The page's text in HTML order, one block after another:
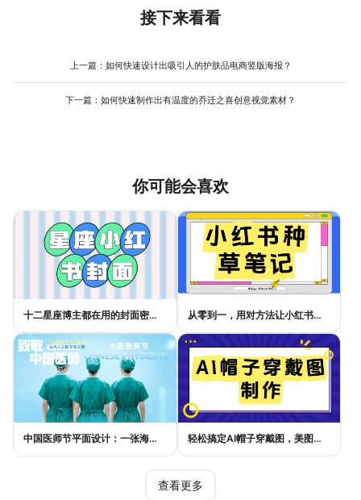
可调整元素位置（如将核心信息放在画面中心）或添加装饰元素
手也能快速完成专业设计，减少因操作复杂导致的返工。
（如课程时间、优惠活动）即可生成新版本，避免从零开始设计。
此外，使用“全局样式”功能可统一字体、配色方案，修改时只需调整
如，美图设计室支持分层编辑与多版本管理，且模板库覆盖常见教
显著提升制作效率，减少因反复修改导致的时间浪费。
接下来看看
上一篇： 如何快速设计出吸引人的护肤品电商竖版海报？
下一篇： 如何快速制作出有温度的乔迁之喜创意视觉素材？
你可能会喜欢
十二星座博主都在用的封面密码，星座小红书封面标题这样写才吸睛 从零到一，用对方法让小红书种草笔记的流量自己找上门
中国医师节平面设计：一张海报如何讲好白衣故事 轻松搞定AI帽子穿戴图，美图设计室电商主图教程
查看更多